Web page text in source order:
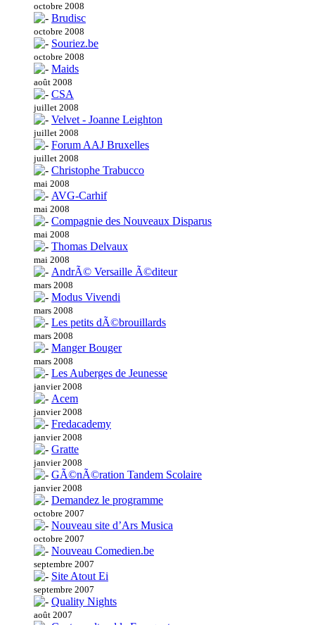
octobre 2008
Brudisc
octobre 2008
Souriez.be
octobre 2008
Maids
août 2008
CSA
juillet 2008
Velvet - Joanne Leighton
juillet 2008
Forum AAJ Bruxelles
juillet 2008
Christophe Trabucco
mai 2008
AVG-Carhif
mai 2008
Compagnie des Nouveaux Disparus
mai 2008
Thomas Delvaux
mai 2008
AndrÃ© Versaille Ã©diteur
mars 2008
Modus Vivendi
mars 2008
Les petits dÃ©brouillards
mars 2008
Manger Bouger
mars 2008
Les Auberges de Jeunesse
janvier 2008
Acem
janvier 2008
Fredacademy
janvier 2008
Gratte
janvier 2008
GÃ©nÃ©ration Tandem Scolaire
janvier 2008
Demandez le programme
octobre 2007
Nouveau site d’Ars Musica
octobre 2007
Nouveau Comedien.be
septembre 2007
Site Atout Ei
septembre 2007
Quality Nights
août 2007